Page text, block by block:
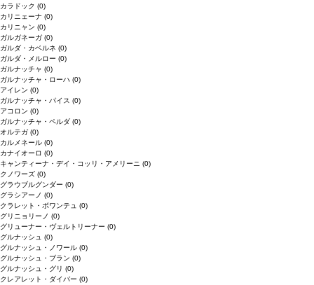
カラドック (0)
カリニェーナ (0)
カリニャン (0)
ガルガネーガ (0)
ガルダ・カベルネ (0)
ガルダ・メルロー (0)
ガルナッチャ (0)
ガルナッチャ・ローハ (0)
アイレン (0)
ガルナッチャ・パイス (0)
アコロン (0)
ガルナッチャ・ペルダ (0)
オルテガ (0)
カルメネール (0)
カナイオーロ (0)
キャンティーナ・デイ・コッリ・アメリーニ (0)
クノワーズ (0)
グラウブルグンダー (0)
グラシアーノ (0)
クラレット・ボワンテュ (0)
グリニョリーノ (0)
グリューナー・ヴェルトリーナー (0)
グルナッシュ (0)
グルナッシュ・ノワール (0)
グルナッシュ・ブラン (0)
グルナッシュ・グリ (0)
クレアレット・ダイバー (0)